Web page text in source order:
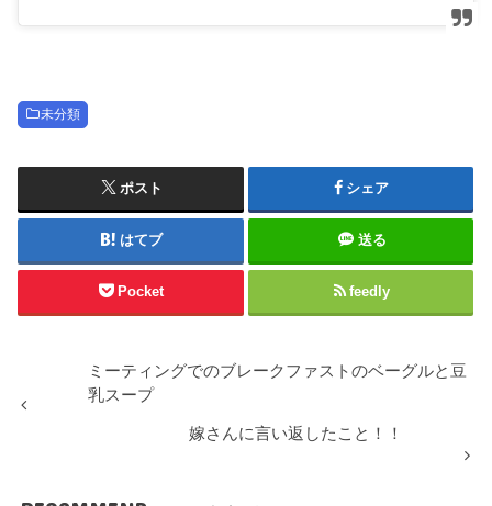
未分類
ポスト シェア
はてブ 送る
Pocket feedly
ミーティングでのブレークファストのベーグルと豆
乳スープ
嫁さんに言い返したこと！！